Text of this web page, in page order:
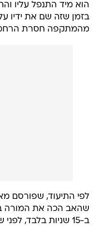
הוא מיד התנפל עליו
בזמן שזה שם את ידיו
מהמתקפה חסרת
לפי התיעוד, שפורסם
ב-15 שניות בלבד,